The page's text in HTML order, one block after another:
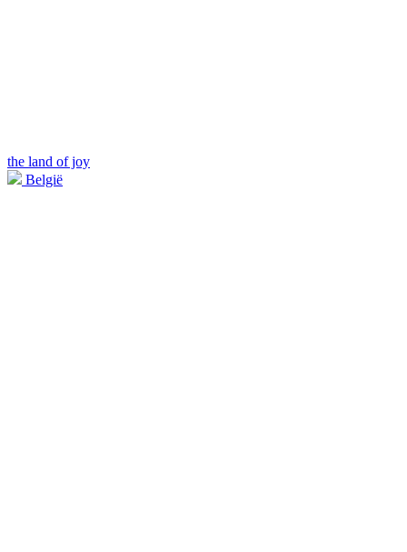
the land of joy
België